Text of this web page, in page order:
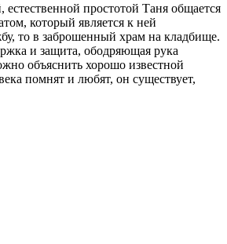
простотой Таня общается
который является к ней
то в заброшенный храм на кладбище.
и защита, ободряющая рука
объяснить хорошо известной
помнят и любят, он существует,